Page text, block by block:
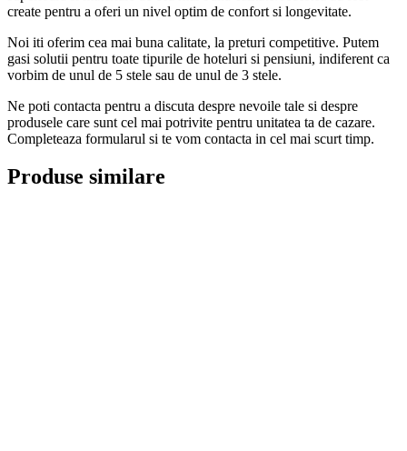
create pentru a oferi un nivel optim de confort si longevitate.
Noi iti oferim cea mai buna calitate, la preturi competitive. Putem
gasi solutii pentru toate tipurile de hoteluri si pensiuni, indiferent ca
vorbim de unul de 5 stele sau de unul de 3 stele.
Ne poti contacta pentru a discuta despre nevoile tale si despre
produsele care sunt cel mai potrivite pentru unitatea ta de cazare.
Completeaza formularul si te vom contacta in cel mai scurt timp.
Produse similare